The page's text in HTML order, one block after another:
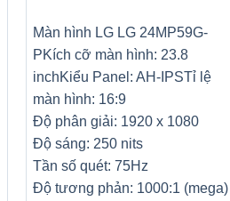
Màn hình LG LG 24MP59G-
PKích cỡ màn hình: 23.8
inchKiểu Panel: AH-IPSTỉ lệ
màn hình: 16:9
Độ phân giải: 1920 x 1080
Độ sáng: 250 nits
Tần số quét: 75Hz
Độ tương phản: 1000:1 (mega)